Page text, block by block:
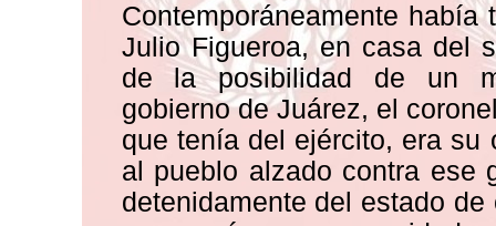
Contemporáneamente
Julio Figueroa, en casa del
de la posibilidad de un
gobierno de Juárez, el
que tenía del ejército, era su
al pueblo alzado contra ese
detenidamente del estado